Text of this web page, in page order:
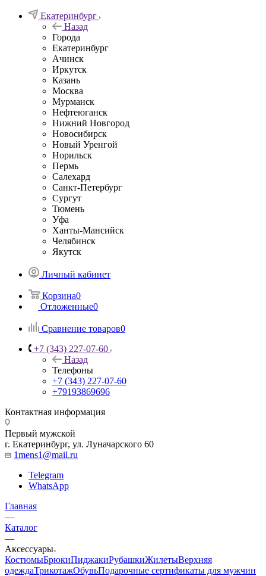
Екатеринбург
Назад
Города
Екатеринбург
Ачинск
Иркутск
Казань
Москва
Мурманск
Нефтеюганск
Нижний Новгород
Новосибирск
Новый Уренгой
Норильск
Пермь
Салехард
Санкт-Петербург
Сургут
Тюмень
Уфа
Ханты-Мансийск
Челябинск
Якутск
Личный кабинет
Корзина0
Отложенные0
Сравнение товаров0
+7 (343) 227-07-60
Назад
Телефоны
+7 (343) 227-07-60
+79193869696
Контактная информация
Первый мужской
г. Екатеринбург, ул. Луначарского 60
1mens1@mail.ru
Telegram
WhatsApp
Главная
—
Каталог
—
Аксессуары
КостюмыБрюкиПиджакиРубашкиЖилетыВерхняя
одеждаТрикотажОбувьПодарочные сертификаты для мужчин